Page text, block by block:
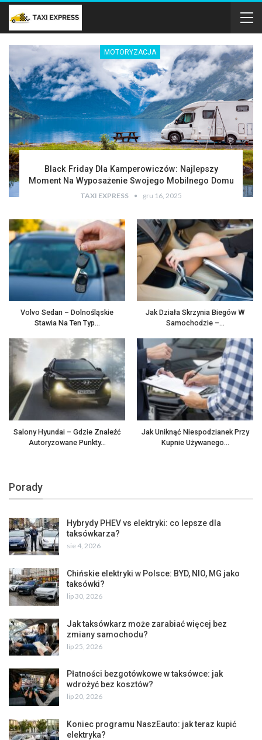
MOTORYZACJA
Black Friday Dla Kamperowiczów: Najlepszy
Moment Na Wyposażenie Swojego Mobilnego Domu
TAXI EXPRESS gru 16, 2025
Volvo Sedan – Dolnośląskie
Stawia Na Ten Typ…
Salony Hyundai – Gdzie Znaleźć
Autoryzowane Punkty…
Jak Działa Skrzynia Biegów W
Samochodzie –…
Jak Uniknąć Niespodzianek Przy
Kupnie Używanego…
Porady
Hybrydy PHEV vs elektryki: co lepsze dla
taksówkarza?
sie 4, 2026
Chińskie elektryki w Polsce: BYD, NIO, MG jako
taksówki?
lip 30, 2026
Jak taksówkarz może zarabiać więcej bez
zmiany samochodu?
lip 25, 2026
Płatności bezgotówkowe w taksówce: jak
wdrożyć bez kosztów?
lip 20, 2026
Koniec programu NaszEauto: jak teraz kupić
elektryka?